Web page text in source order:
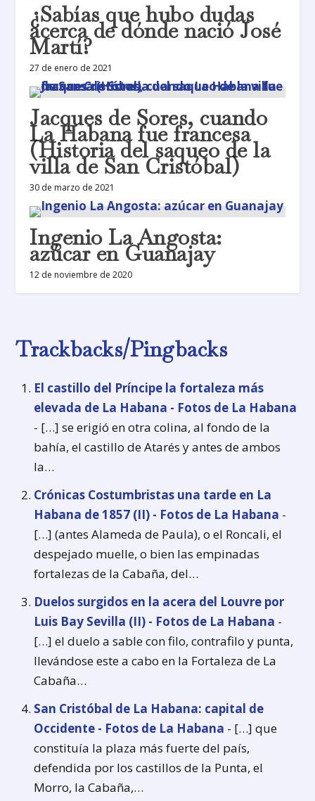
¿Sabías que hubo dudas
acerca de dónde nació José
Martí?
27 de enero de 2021
Jacques de Sores, cuando
La Habana fue francesa
(Historia del saqueo de la
villa de San Cristóbal)
30 de marzo de 2021
Ingenio La Angosta:
azúcar en Guanajay
12 de noviembre de 2020
Trackbacks/Pingbacks
El castillo del Príncipe la fortaleza más
elevada de La Habana - Fotos de La Habana
- […] se erigió en otra colina, al fondo de la
bahía, el castillo de Atarés y antes de ambos
la…
Crónicas Costumbristas una tarde en La
Habana de 1857 (II) - Fotos de La Habana -
[…] (antes Alameda de Paula), o el Roncali, el
despejado muelle, o bien las empinadas
fortalezas de la Cabaña, del…
Duelos surgidos en la acera del Louvre por
Luis Bay Sevilla (II) - Fotos de La Habana -
[…] el duelo a sable con filo, contrafilo y punta,
llevándose este a cabo en la Fortaleza de La
Cabaña…
San Cristóbal de La Habana: capital de
Occidente - Fotos de La Habana - […] que
constituía la plaza más fuerte del país,
defendida por los castillos de la Punta, el
Morro, la Cabaña,…